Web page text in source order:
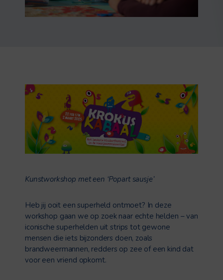
Kunstworkshop met een ‘Popart sausje’
Heb jij ooit een superheld ontmoet? In deze
workshop gaan we op zoek naar echte helden – van
iconische superhelden uit strips tot gewone
mensen die iets bijzonders doen, zoals
brandweermannen, redders op zee of een kind dat
voor een vriend opkomt.